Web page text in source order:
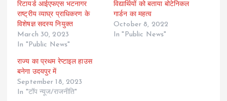
रिटायर्ड आईएफएस भटनागर
राष्ट्रीय व्याघ्र प्राधिकरण के
विशेषज्ञ सदस्य नियुक्त
March 30, 2023
In "Public News"
विद्यार्थियों को बताया बोटेनिकल
गार्डन का महत्व
October 8, 2022
In "Public News"
राज्य का प्रथम रेप्टाइल हाउस
बनेगा उदयपुर में
September 18, 2023
In "टॉप न्यूज/राजनीति"